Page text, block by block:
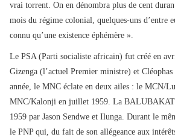
vrai torrent. On en dénombra plus de cent
mois du régime colonial, quelques-uns d’entre
connu qu’une existence éphémère ».
Le PSA (Parti socialiste africain) fut créé en
Gizenga (l’actuel Premier ministre) et
année, le MNC éclate en deux ailes : le MCN/
MNC/Kalonji en juillet 1959. La BALUBAKAT
1959 par Jason Sendwe et Ilunga. Durant le
le PNP qui, du fait de son allégeance aux